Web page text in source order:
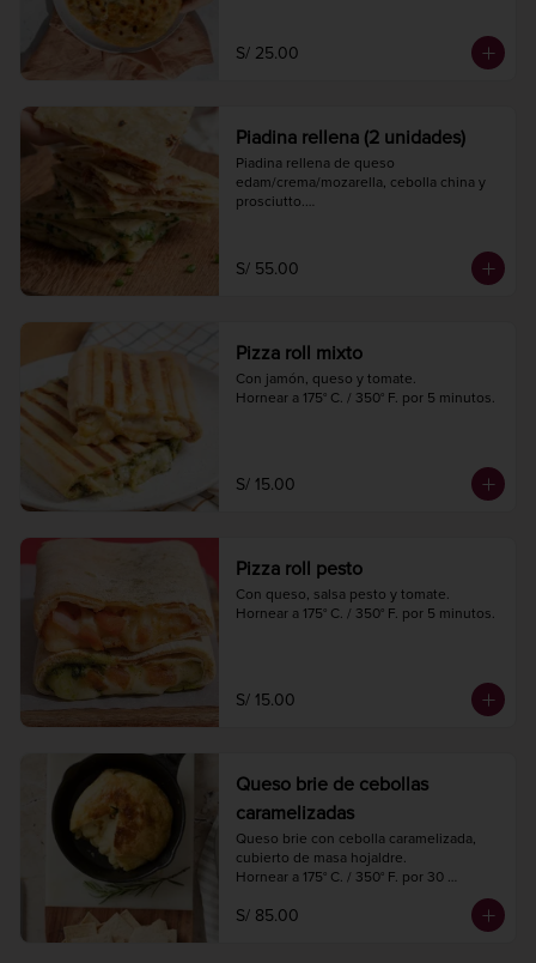
S/ 25.00
Piadina rellena (2 unidades)
Piadina rellena de queso
edam/crema/mozarella, cebolla china y
prosciutto.
Diámetro 20 cm.
S/ 55.00
Pizza roll mixto
Con jamón, queso y tomate.
Hornear a 175° C. / 350° F. por 5 minutos.
S/ 15.00
Pizza roll pesto
Con queso, salsa pesto y tomate.
Hornear a 175° C. / 350° F. por 5 minutos.
S/ 15.00
Queso brie de cebollas
caramelizadas
Queso brie con cebolla caramelizada,
cubierto de masa hojaldre.
Hornear a 175° C. / 350° F. por 30
Peso 450 gr.
S/ 85.00